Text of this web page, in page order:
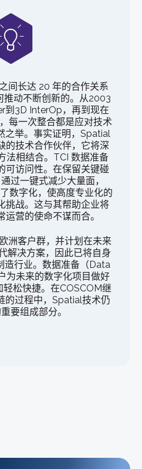
间长达 20 年的合作关系
推动不断创新的。从2003
到3D InterOp，再到现在
每一次整合都是应对技术
之举。事实证明，Spatial
的技术合作伙伴，它将深
法相结合。TCI 数据准备
可访问性。在保留关键碰
过一键式减少大量面，
数字化，使高度专业化的
挑战。这与其帮助企业将
营的使命不谋而合。
洲客户群，并计划在未来
解决方案，因此已将自身
造行业。数据准备（Data
为未来的数字化项目做好
松快捷。在COSCOM继
的过程中，Spatial技术仍
要组成部分。